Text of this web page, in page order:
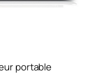
portable